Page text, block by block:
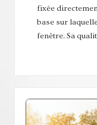
fixée
base sur
fenêtre. Sa